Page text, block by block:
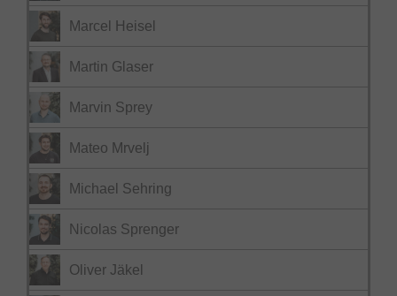
Marcel Heisel
Martin Glaser
Marvin Sprey
Mateo Mrvelj
Michael Sehring
Nicolas Sprenger
Oliver Jäkel